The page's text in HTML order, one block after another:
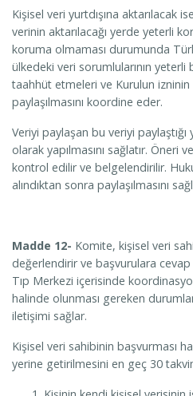
Kişisel veri yurtdışına aktarılacak
verinin aktarılacağı yerde yeterli
koruma olmaması durumunda
ülkedeki veri sorumlularının yeterli
taahhüt etmeleri ve Kurulun izninin
paylaşılmasını koordine eder.
Veriyi paylaşan bu veriyi paylaştığı
olarak yapılmasını sağlatır. Öneri
kontrol edilir ve belgelendirilir.
alındıktan sonra paylaşılmasını
Madde 12- Komite, kişisel veri
değerlendirir ve başvurulara
Tıp Merkezi içerisinde
halinde olunması gereken
iletişimi sağlar.
Kişisel veri sahibinin başvurması
yerine getirilmesini en geç 30